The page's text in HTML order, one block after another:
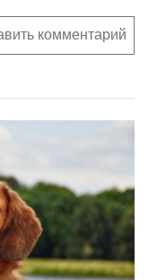
комментарий